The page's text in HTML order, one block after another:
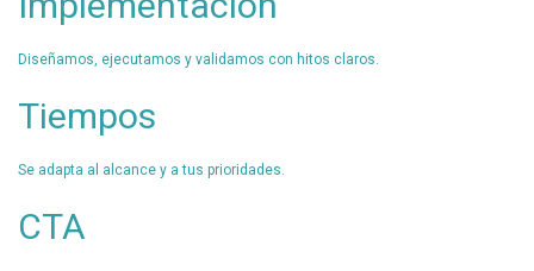
Diseñamos, ejecutamos y validamos con hitos claros.
Tiempos
Se adapta al alcance y a tus prioridades.
CTA